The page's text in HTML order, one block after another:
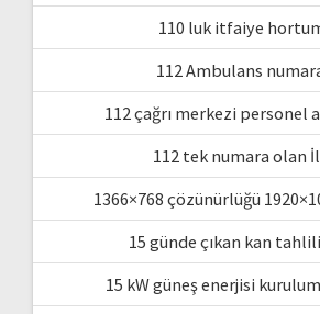
110 luk itfaiye
112 Ambulans
112 çağrı merkezi personel
112 tek numara olan
1366×768 çözünürlüğü
15 günde çıkan kan
15 kW güneş enerjisi